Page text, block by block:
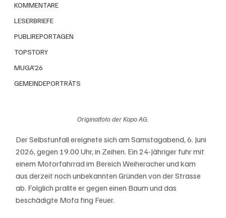
KOMMENTARE
LESERBRIEFE
PUBLIREPORTAGEN
TOPSTORY
MUGA'26
GEMEINDEPORTRÄTS
Originalfoto der Kapo AG.
Der Selbstunfall ereignete sich am Samstagabend, 6. Juni
2026, gegen 19.00 Uhr, in Zeihen. Ein 24-Jähriger fuhr mit
einem Motorfahrrad im Bereich Weiheracher und kam
aus derzeit noch unbekannten Gründen von der Strasse
ab. Folglich prallte er gegen einen Baum und das
beschädigte Mofa fing Feuer.